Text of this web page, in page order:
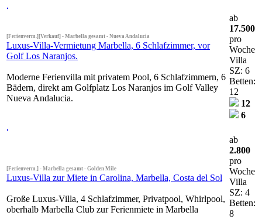
[Ferienverm.][Verkauf] - Marbella gesamt - Nueva Andalucia
Luxus-Villa-Vermietung Marbella, 6 Schlafzimmer, vor
Golf Los Naranjos.
Moderne Ferienvilla mit privatem Pool, 6 Schlafzimmern, 6
Bädern, direkt am Golfplatz Los Naranjos im Golf Valley
Nueva Andalucia.
ab
17.500
pro
Woche
Villa
SZ: 6
Betten:
12
12
6
[Ferienverm.] - Marbella gesamt - Golden Mile
Luxus-Villa zur Miete in Carolina, Marbella, Costa del Sol
Große Luxus-Villa, 4 Schlafzimmer, Privatpool, Whirlpool,
oberhalb Marbella Club zur Ferienmiete in Marbella
ab
2.800
pro
Woche
Villa
SZ: 4
Betten:
8